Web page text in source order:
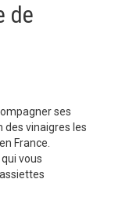
de
ses
des vinaigres les
France.
vous